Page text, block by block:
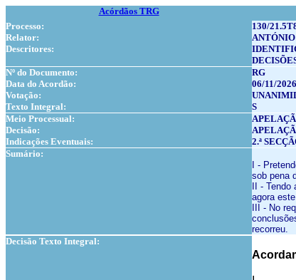
Acórdãos TRG
Processo:
130/
Relator:
Descritores:
Nº do Documento:
RG
Data do Acordão:
06/11/2026
Votação:
Texto Integral:
S
Meio Processual:
Decisão:
Indicações Eventuais:
2.ª
Sumário:
I -
sob pena
II -
agora
III - No
recorreu.
Decisão Texto Integral: